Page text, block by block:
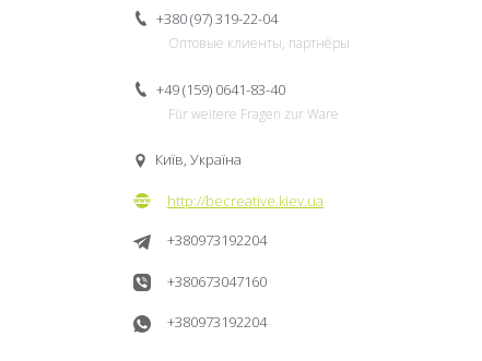
+380 (97) 319-22-04
Оптовые клиенты, партнёры
+49 (159) 0641-83-40
Für weitere Fragen zur Ware
Київ, Україна
http://becreative.kiev.ua
+380973192204
+380673047160
+380973192204